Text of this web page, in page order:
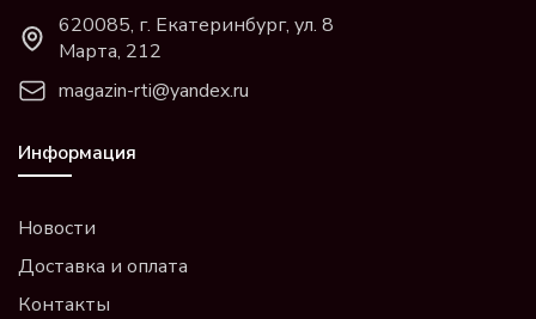
620085, г. Екатеринбург, ул. 8
Марта, 212
magazin-rti@yandex.ru
Информация
Новости
Доставка и оплата
Контакты